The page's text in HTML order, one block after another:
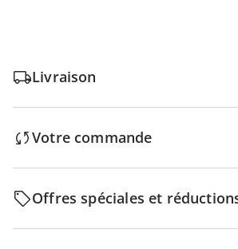
Livraison
Votre commande
Offres spéciales et